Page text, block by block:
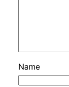
Name